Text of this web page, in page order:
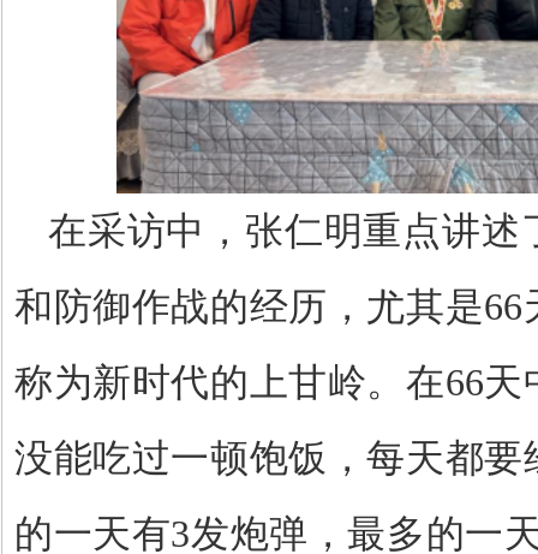
在采访中，张仁明重点讲述
和防御作战的经历，尤其是66
称为新时代的上甘岭。在66
没能吃过一顿饱饭，每天都
的一天有3发炮弹，最多的一